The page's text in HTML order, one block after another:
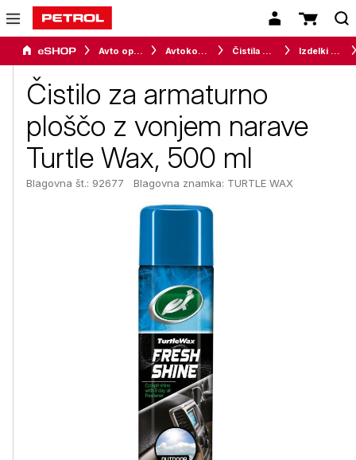
Avto oprema in avtomobilizem Avtokozmetika Čistila za avto Izdelki za armaturo
Čistilo za armaturno
ploščo z vonjem narave
Turtle Wax, 500 ml
Blagovna št.: 92677 Blagovna znamka: TURTLE WAX